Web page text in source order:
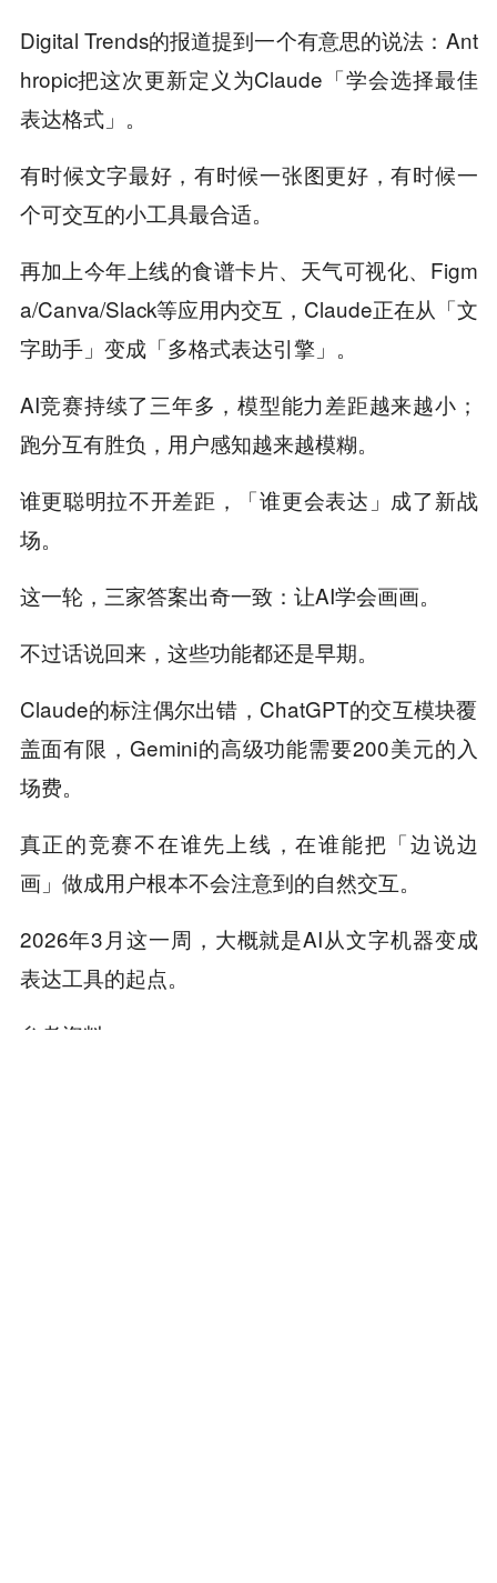
Digital Trends的报道提到一个有意思的说法：Ant
hropic把这次更新定义为Claude「学会选择最佳
表达格式」。
有时候文字最好，有时候一张图更好，有时候一
个可交互的小工具最合适。
再加上今年上线的食谱卡片、天气可视化、Figm
a/Canva/Slack等应用内交互，Claude正在从「文
字助手」变成「多格式表达引擎」。
AI竞赛持续了三年多，模型能力差距越来越小；
跑分互有胜负，用户感知越来越模糊。
谁更聪明拉不开差距，「谁更会表达」成了新战
场。
这一轮，三家答案出奇一致：让AI学会画画。
不过话说回来，这些功能都还是早期。
Claude的标注偶尔出错，ChatGPT的交互模块覆
盖面有限，Gemini的高级功能需要200美元的入
场费。
真正的竞赛不在谁先上线，在谁能把「边说边
画」做成用户根本不会注意到的自然交互。
2026年3月这一周，大概就是AI从文字机器变成
表达工具的起点。
参考资料：